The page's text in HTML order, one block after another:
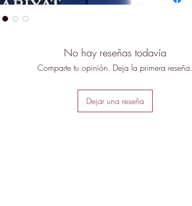
No hay reseñas todavía
Comparte tu opinión. Deja la primera reseña.
Dejar una reseña